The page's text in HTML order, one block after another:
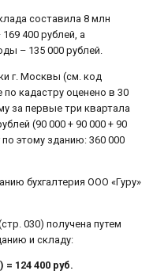
составила 8 млн
169 400 рублей, а
– 135 000 рублей.
г. Москвы (см. код
кадастру оценено в 30
за первые три квартала
(90 000 + 90 000 + 90
этому зданию: 360 000
бухгалтерия ООО «Гуру»
030) получена путем
и складу:
= 124 400 руб.